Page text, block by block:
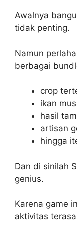
Awalnya
tidak penting.
Namun
berbagai
crop
ikan
hasil
artisan
hingga
Dan di sinilah
genius.
Karena game
aktivitas